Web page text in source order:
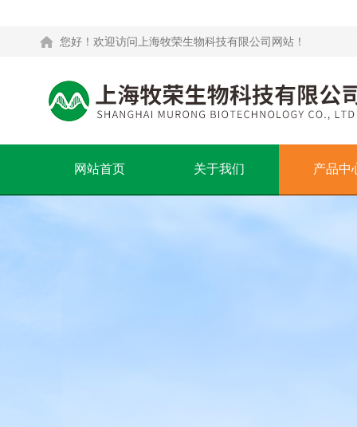
您好！欢迎访问上海牧荣生物科技有限公司网站！
网站首页 关于我们 产品中